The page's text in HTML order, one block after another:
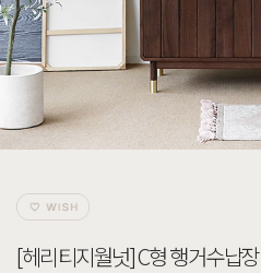
[헤리티지월넛] C형 행거수납장